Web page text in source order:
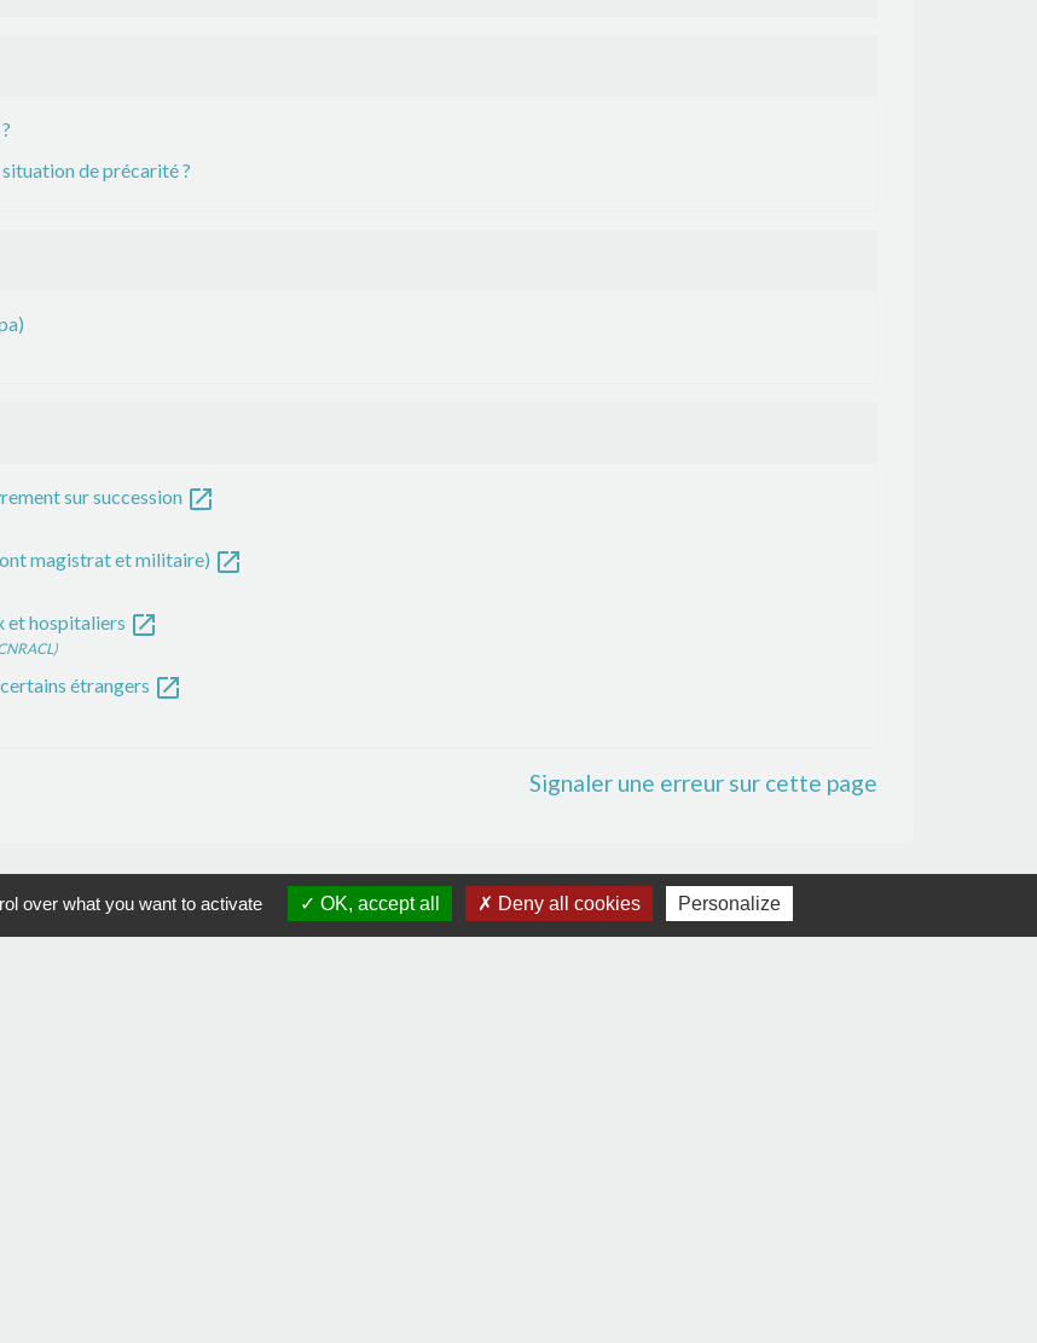
de précarité ?
sur succession open_in_new
magistrat et militaire) open_in_new
et hospitaliers open_in_new
étrangers open_in_new
Signaler une erreur sur cette page
Contacts
over what you want to activate OK, accept all Deny all cookies Personalize